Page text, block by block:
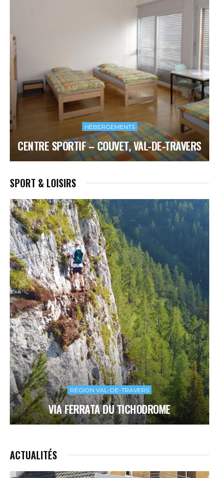
HÉBERGEMENTS
CENTRE SPORTIF – COUVET, VAL-DE-TRAVERS
SPORT & LOISIRS
RÉGION VAL-DE-TRAVERS
VIA FERRATA DU TICHODROME
ACTUALITÉS